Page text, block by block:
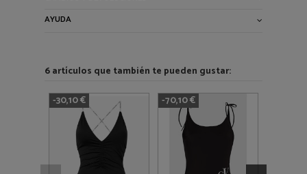
AYUDA
6 artículos que también te pueden gustar:
-30,10 €
-70,10 €